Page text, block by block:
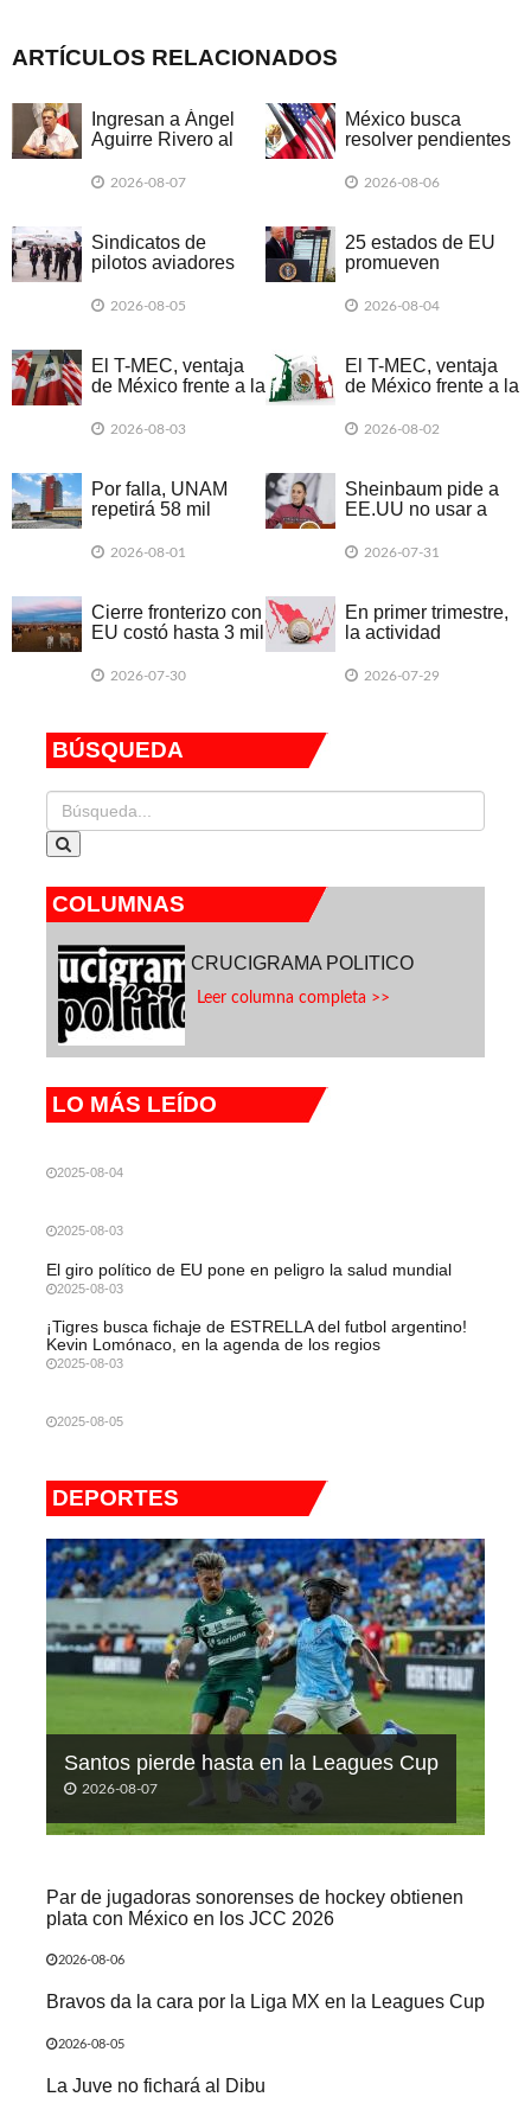
ARTÍCULOS RELACIONADOS
Ingresan a Ángel
Aguirre Rivero al
presunta
Ayotzinapa
2026-08-07
México busca
resolver pendientes
2026: Concamin
2026-08-06
Sindicatos de
pilotos aviadores
incluirlos en
2026-08-05
25 estados de EU
promueven
por nuevos
2026-08-04
El T-MEC, ventaja
de México frente a la
2026-08-03
El T-MEC, ventaja
de México frente a la
2026-08-02
Por falla, UNAM
repetirá 58 mil
presencial
2026-08-01
Sheinbaum pide a
EE.UU no usar a
electoral
2026-07-31
Cierre fronterizo con
EU costó hasta 3 mil
2026-07-30
En primer trimestre,
la actividad
en 20 entidades
2026-07-29
BÚSQUEDA
COLUMNAS
CRUCIGRAMA POLITICO
Leer columna completa >>
LO MÁS LEÍDO
2025-08-04
2025-08-03
El giro político de EU pone en peligro la salud mundial
2025-08-03
¡Tigres busca fichaje de ESTRELLA del futbol argentino!
Kevin Lomónaco, en la agenda de los regios
2025-08-03
2025-08-05
DEPORTES
Santos pierde hasta en la Leagues Cup
2026-08-07
Par de jugadoras sonorenses de hockey obtienen
plata con México en los JCC 2026
2026-08-06
Bravos da la cara por la Liga MX en la Leagues Cup
2026-08-05
La Juve no fichará al Dibu